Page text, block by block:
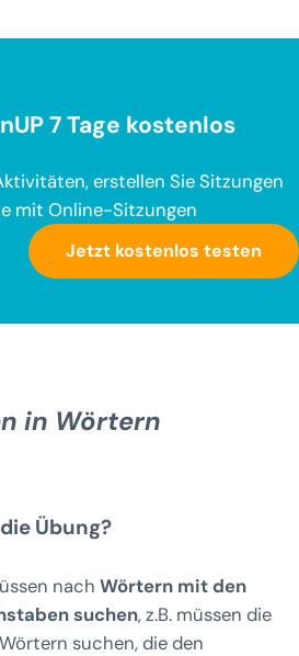
7 Tage kostenlos
erstellen Sie Sitzungen
mit Online-Sitzungen
Jetzt kostenlos testen
in Wörtern
Übung?
nach Wörtern mit den
suchen, z.B. müssen die
suchen, die den